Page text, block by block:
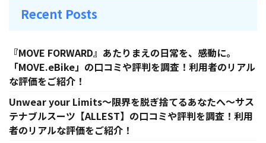
Recent Posts
『MOVE FORWARD』あたりまえの日常を、感動に。
「MOVE.eBike」の口コミや評判を調査！利用者のリアル
な評価をご紹介！
Unwear your Limits〜限界を脱ぎ捨てるあなたへ〜サス
テナブルスーツ【ALLEST】の口コミや評判を調査！利用
者のリアルな評価をご紹介！